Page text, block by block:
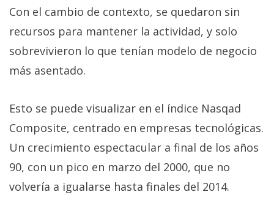
Con el cambio de contexto, se quedaron sin
recursos para mantener la actividad, y solo
sobrevivieron lo que tenían modelo de negocio
más asentado.
Esto se puede visualizar en el índice Nasqad
Composite, centrado en empresas tecnológicas.
Un crecimiento espectacular a final de los años
90, con un pico en marzo del 2000, que no
volvería a igualarse hasta finales del 2014.